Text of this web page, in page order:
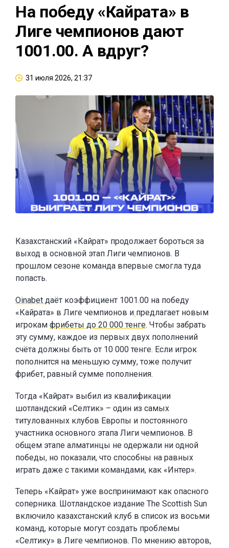
На победу «Кайрата» в
Лиге чемпионов дают
1001.00. А вдруг?
31 июля 2026, 21:37
Казахстанский «Кайрат» продолжает бороться за
выход в основной этап Лиги чемпионов. В
прошлом сезоне команда впервые смогла туда
попасть.
Oinabet даёт коэффициент 1001.00 на победу
«Кайрата» в Лиге чемпионов и предлагает новым
игрокам фрибеты до 20 000 тенге. Чтобы забрать
эту сумму, каждое из первых двух пополнений
счёта должны быть от 10 000 тенге. Если игрок
пополнится на меньшую сумму, тоже получит
фрибет, равный сумме пополнения.
Тогда «Кайрат» выбил из квалификации
шотландский «Селтик» – один из самых
титулованных клубов Европы и постоянного
участника основного этапа Лиги чемпионов. В
общем этапе алматинцы не одержали ни одной
победы, но показали, что способны на равных
играть даже с такими командами, как «Интер».
Теперь «Кайрат» уже воспринимают как опасного
соперника. Шотландское издание The Scottish Sun
включило казахстанский клуб в список из восьми
команд, которые могут создать проблемы
«Селтику» в Лиге чемпионов. По мнению авторов,